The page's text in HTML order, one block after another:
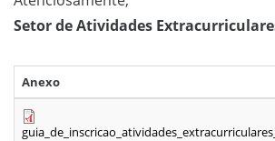
Setor de Atividades
Anexo